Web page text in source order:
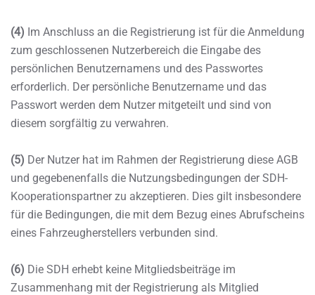
(4) Im Anschluss an die Registrierung ist für die Anmeldung
zum geschlossenen Nutzerbereich die Eingabe des
persönlichen Benutzernamens und des Passwortes
erforderlich. Der persönliche Benutzername und das
Passwort werden dem Nutzer mitgeteilt und sind von
diesem sorgfältig zu verwahren.
(5) Der Nutzer hat im Rahmen der Registrierung diese AGB
und gegebenenfalls die Nutzungsbedingungen der SDH-
Kooperationspartner zu akzeptieren. Dies gilt insbesondere
für die Bedingungen, die mit dem Bezug eines Abrufscheins
eines Fahrzeugherstellers verbunden sind.
(6) Die SDH erhebt keine Mitgliedsbeiträge im
Zusammenhang mit der Registrierung als Mitglied